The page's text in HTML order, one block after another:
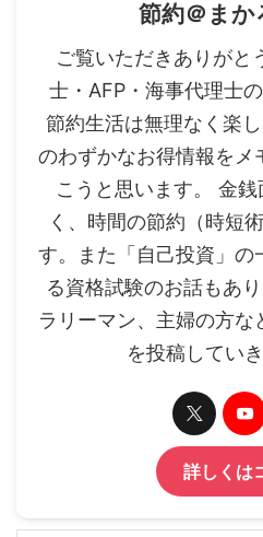
節約＠まか
ご覧いただきありがと
士・AFP・海事代理士
節約生活は無理なく楽
のわずかなお得情報をメ
こうと思います。 金
く、時間の節約（時短
す。また「自己投資」の
る資格試験のお話もあ
ラリーマン、主婦の方
を投稿してい
詳しくは